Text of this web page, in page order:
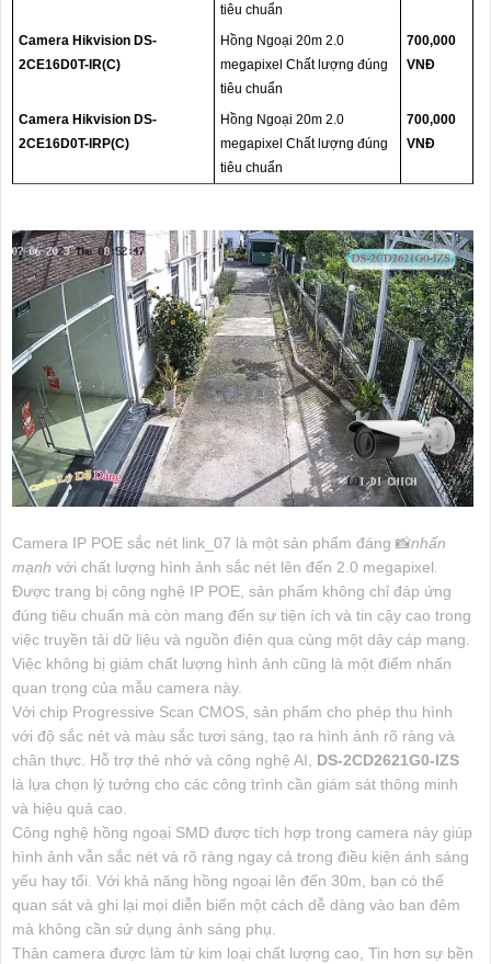
tiêu chuẩn
Camera Hikvision DS-
2CE16D0T-IR(C)
Hồng Ngoại 20m 2.0
megapixel Chất lượng đúng
tiêu chuẩn
700,000
VNĐ
Camera Hikvision DS-
2CE16D0T-IRP(C)
Hồng Ngoại 20m 2.0
megapixel Chất lượng đúng
tiêu chuẩn
700,000
VNĐ
Camera IP POE sắc nét link_07 là một sản phẩm đáng 📸nhấn
mạnh với chất lượng hình ảnh sắc nét lên đến 2.0 megapixel.
Được trang bị công nghệ IP POE, sản phẩm không chỉ đáp ứng
đúng tiêu chuẩn mà còn mang đến sự tiện ích và tin cậy cao trong
việc truyền tải dữ liệu và nguồn điện qua cùng một dây cáp mạng.
Việc không bị giảm chất lượng hình ảnh cũng là một điểm nhấn
quan trọng của mẫu camera này.
Với chip Progressive Scan CMOS, sản phẩm cho phép thu hình
với độ sắc nét và màu sắc tươi sáng, tạo ra hình ảnh rõ ràng và
chân thực. Hỗ trợ thẻ nhớ và công nghệ AI, DS-2CD2621G0-IZS
là lựa chọn lý tưởng cho các công trình cần giám sát thông minh
và hiệu quả cao.
Công nghệ hồng ngoại SMD được tích hợp trong camera này giúp
hình ảnh vẫn sắc nét và rõ ràng ngay cả trong điều kiện ánh sáng
yếu hay tối. Với khả năng hồng ngoại lên đến 30m, bạn có thể
quan sát và ghi lại mọi diễn biến một cách dễ dàng vào ban đêm
mà không cần sử dụng ánh sáng phụ.
Thân camera được làm từ kim loại chất lượng cao, Tin hơn sự bền